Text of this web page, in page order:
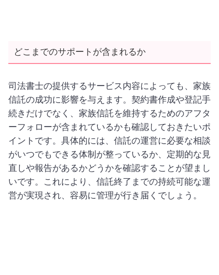
どこまでのサポートが含まれるか
司法書士の提供するサービス内容によっても、家族
信託の成功に影響を与えます。契約書作成や登記手
続きだけでなく、家族信託を維持するためのアフタ
ーフォローが含まれているかも確認しておきたいポ
イントです。具体的には、信託の運営に必要な相談
がいつでもできる体制が整っているか、定期的な見
直しや報告があるかどうかを確認することが望まし
いです。これにより、信託終了までの持続可能な運
営が実現され、容易に管理が行き届くでしょう。